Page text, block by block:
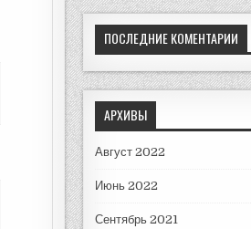
ПОСЛЕДНИЕ КОМЕНТАРИИ
АРХИВЫ
Август 2022
Июнь 2022
Сентябрь 2021